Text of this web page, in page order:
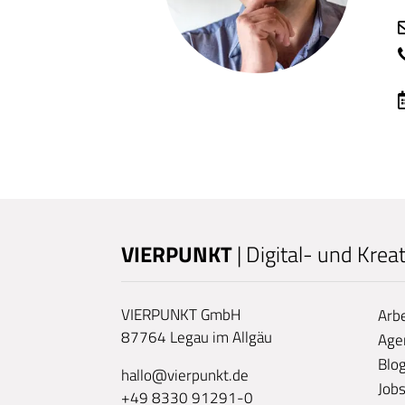
VIERPUNKT| Digital- und
VIERPUNKT GmbH
87764 Legau im Allgäu
hallo@vierpunkt.de
+49 8330 91291-0
Jobs